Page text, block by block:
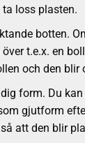
loss plasten.
botten.
t.e.x. en
och den blir
form. Du
gjutform
att den blir